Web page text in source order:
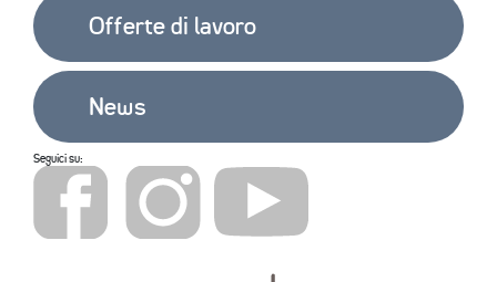
Offerte di lavoro
News
Seguici su: